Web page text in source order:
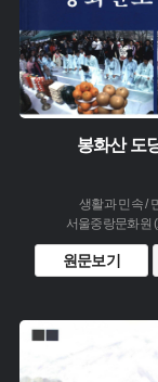
봉화산 도
생활과 민속 /
서울중랑문화원
원문보기